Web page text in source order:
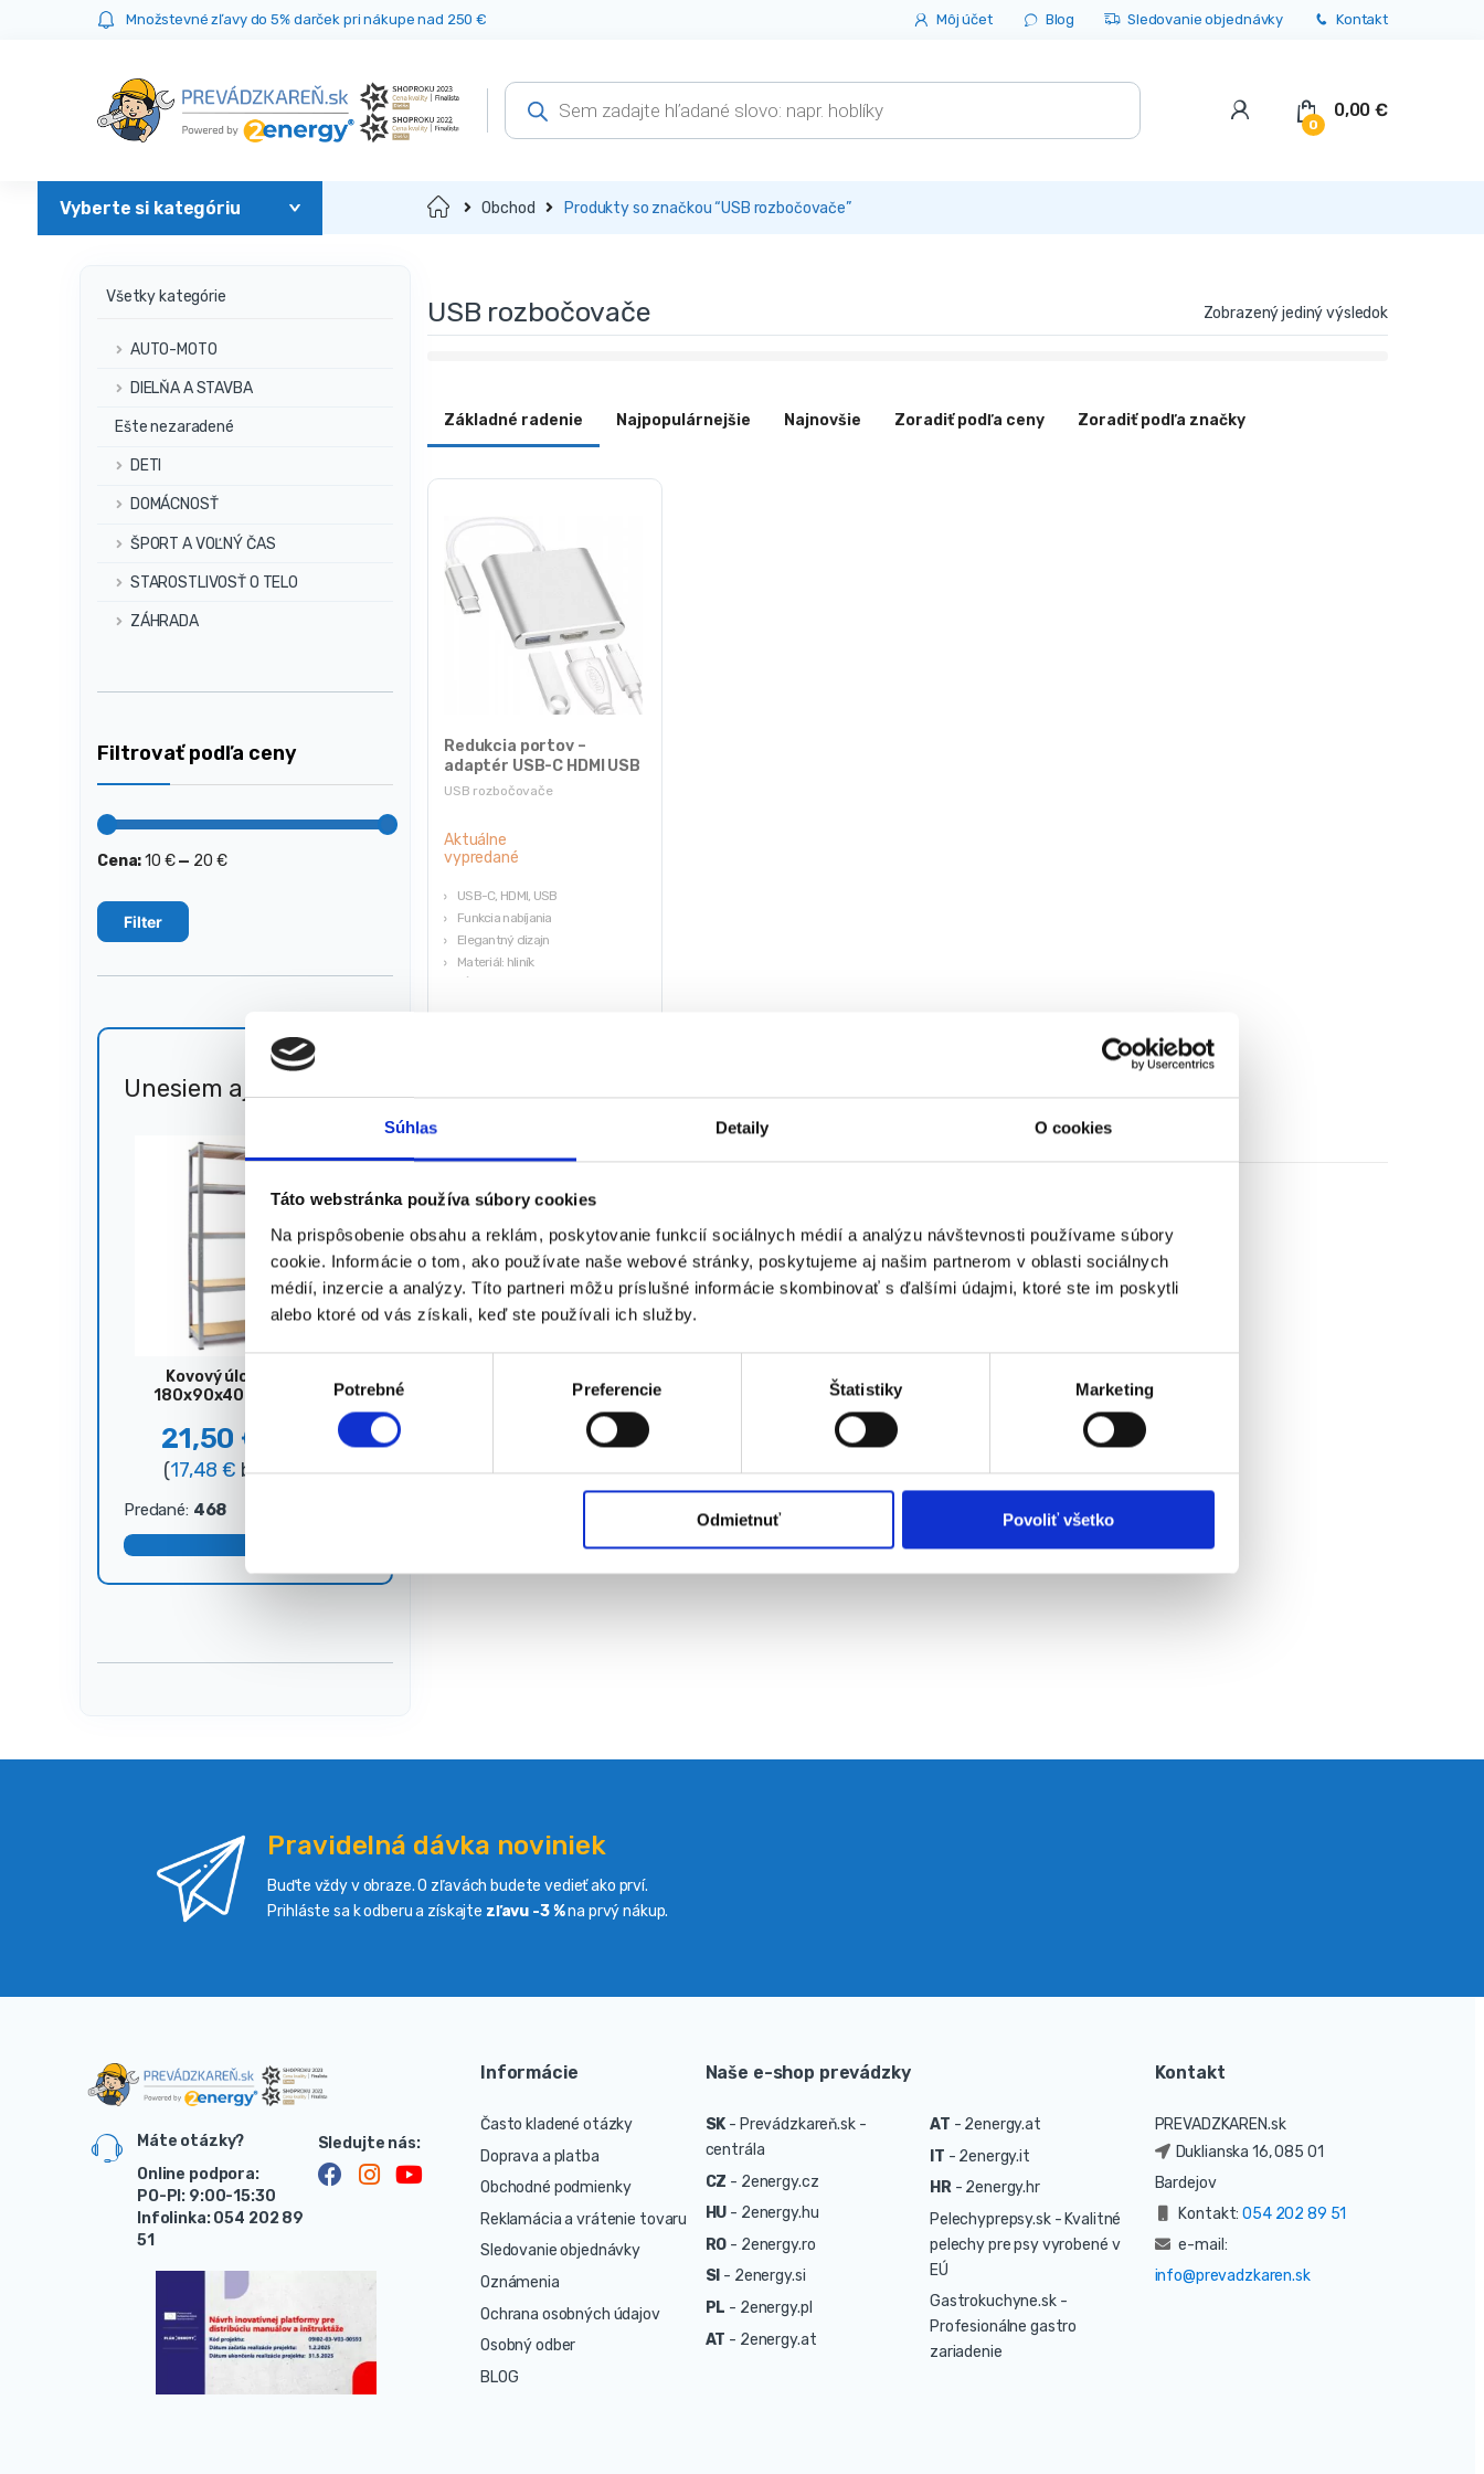
Súhlas Detaily O cookies
Táto webstránka používa súbory cookies
Na prispôsobenie obsahu a reklám, poskytovanie funkcií sociálnych médií a analýzu návštevnosti používame súbory
cookie. Informácie o tom, ako používate naše webové stránky, poskytujeme aj našim partnerom v oblasti sociálnych
médií, inzercie a analýzy. Títo partneri môžu príslušné informácie skombinovať s ďalšími údajmi, ktoré ste im poskytli
alebo ktoré od vás získali, keď ste používali ich služby.
e
r
l
Potrebné Preferencie Štatistiky Marketing
Odmietnuť Povoliť všetko
Množstevné zľavy do 5% darček pri nákupe nad 250 € Môj účet Blog Sledovanie objednávky Kontakt
Products
search
0
0,00€
Domov Obchod Produkty so značkou “USB rozbočovače”
USB rozbočovače Zobrazený jediný výsledok
Základné radenie Najpopulárnejšie Najnovšie Zoradiť podľa ceny Zoradiť podľa značky
USB rozbočovače
Redukcia portov –
adaptér USB-C HDMI USB
Aktuálne
vypredané
USB-C, HDMI, USB
Funkcia nabíjania
Elegantný dizajn
Materiál: hliník
★★★★★
Zobrazený jediný výsledok
Všetky kategórie
AUTO-MOTO
DIELŇA A STAVBA
Ešte nezaradené
DETI
DOMÁCNOSŤ
ŠPORT A VOĽNÝ ČAS
STAROSTLIVOSŤ O TELO
ZÁHRADA
Filtrovať podľa ceny
Minimálna
Maximálna
Filter
Cena:10 €— 20 €
Unesiem aj 🐎 51%
Kovový úložný regál,
180x90x40 cm, 875 kg,
21,50 €
(17,48€ bez DPH)
Predané: 468
Pravidelná dávka noviniek
Buďte vždy v obraze. O zľavách budete vedieť ako prví.
Prihláste sa k odberu a získajte zľavu -3 %na prvý nákup.
Máte otázky?
Online podpora:
PO-PI: 9:00-15:30
Infolinka: 054 202 89
51
Informácie
Často kladené otázky
Doprava a platba
Obchodné podmienky
Reklamácia a vrátenie tovaru
Sledovanie objednávky
Oznámenia
Ochrana osobných údajov
Osobný odber
BLOG
Naše e-shop prevádzky
SK - Prevádzkareň.sk -
centrála
CZ - 2energy.cz
HU - 2energy.hu
RO - 2energy.ro
SI - 2energy.si
PL - 2energy.pl
AT - 2energy.at
AT - 2energy.at
IT - 2energy.it
HR- 2energy.hr
Pelechyprepsy.sk - Kvalitné
pelechy pre psy vyrobené v
EÚ
Gastrokuchyne.sk -
Profesionálne gastro
zariadenie
Kontakt
PREVADZKAREN.sk
Duklianska 16, 085 01
Bardejov
Kontakt:054 202 89 51
e-mail:
info@prevadzkaren.sk